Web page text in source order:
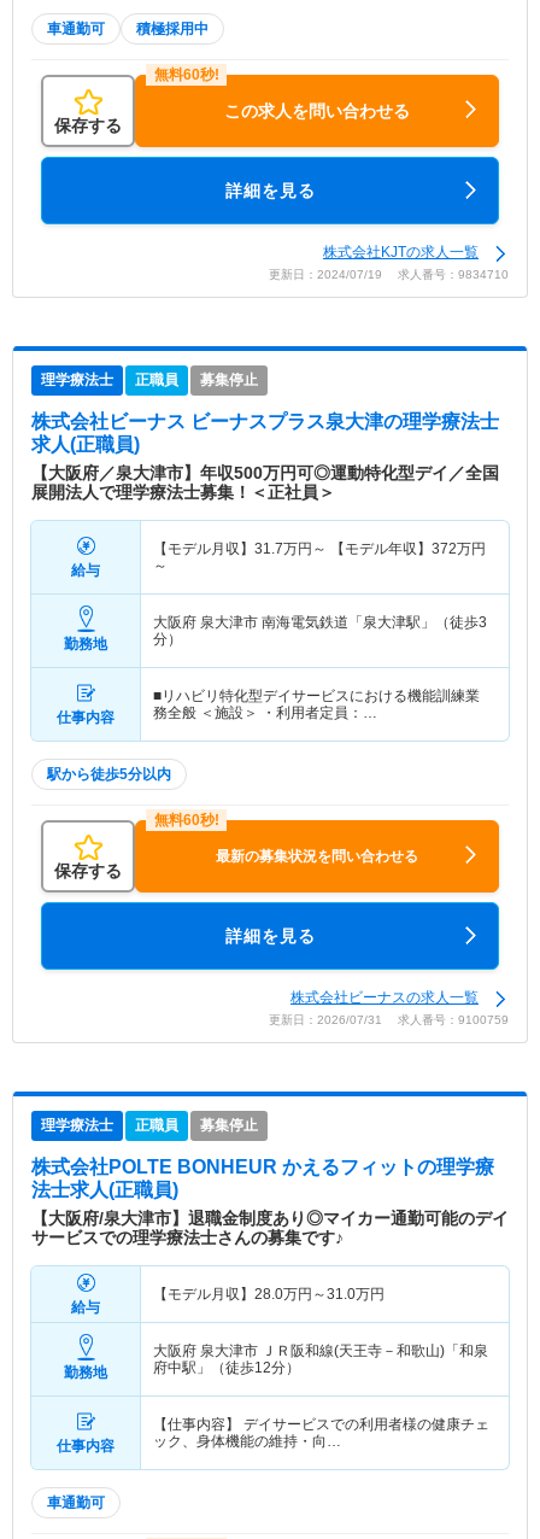
車通勤可 積極採用中
保存する
この求人を問い合わせる
詳細を見る
株式会社KJTの求人一覧
更新日：2024/07/19 求人番号：9834710
理学療法士 正職員 募集停止
株式会社ビーナス ビーナスプラス泉大津の理学療法士
求人(正職員)
【大阪府／泉大津市】年収500万円可◎運動特化型デイ／全国
展開法人で理学療法士募集！＜正社員＞
給与
【モデル月収】 31.7万円～ 【モデル年収】 372万円
～
勤務地
大阪府 泉大津市 南海電気鉄道「泉大津駅」（徒歩3
分）
仕事内容
■リハビリ特化型デイサービスにおける機能訓練業
務全般 ＜施設＞ ・利用者定員：…
駅から徒歩5分以内
保存する
最新の募集状況を問い合わせる
詳細を見る
株式会社ビーナスの求人一覧
更新日：2026/07/31 求人番号：9100759
理学療法士 正職員 募集停止
株式会社POLTE BONHEUR かえるフィットの理学療
法士求人(正職員)
【大阪府/泉大津市】退職金制度あり◎マイカー通勤可能のデイ
サービスでの理学療法士さんの募集です♪
給与
【モデル月収】 28.0万円～31.0万円
勤務地
大阪府 泉大津市 ＪＲ阪和線(天王寺－和歌山)「和泉
府中駅」（徒歩12分）
仕事内容
【仕事内容】 デイサービスでの利用者様の健康チェ
ック、身体機能の維持・向…
車通勤可